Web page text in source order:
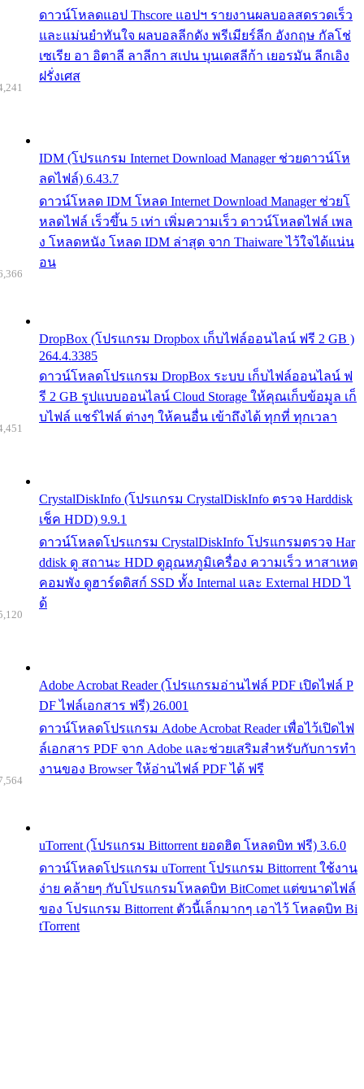
ดาวน์โหลดแอป Thscore แอปฯ รายงานผลบอลสดรวดเร็ว
และแม่นยำทันใจ ผลบอลลีกดัง พรีเมียร์ลีก อังกฤษ กัลโช่
เซเรีย อา อิตาลี ลาลีกา สเปน บุนเดสลีก้า เยอรมัน ลีกเอิง
ฝรั่งเศส
IDM (โปรแกรม Internet Download Manager ช่วยดาวน์โห
ลดไฟล์) 6.43.7
ดาวน์โหลด IDM โหลด Internet Download Manager ช่วยโ
หลดไฟล์ เร็วขึ้น 5 เท่า เพิ่มความเร็ว ดาวน์โหลดไฟล์ เพล
ง โหลดหนัง โหลด IDM ล่าสุด จาก Thaiware ไว้ใจได้แน่น
อน
DropBox (โปรแกรม Dropbox เก็บไฟล์ออนไลน์ ฟรี 2 GB )
264.4.3385
ดาวน์โหลดโปรแกรม DropBox ระบบ เก็บไฟล์ออนไลน์ ฟ
รี 2 GB รูปแบบออนไลน์ Cloud Storage ให้คุณเก็บข้อมูล เก็
บไฟล์ แชร์ไฟล์ ต่างๆ ให้คนอื่น เข้าถึงได้ ทุกที่ ทุกเวลา
CrystalDiskInfo (โปรแกรม CrystalDiskInfo ตรวจ Harddisk
เช็ค HDD) 9.9.1
ดาวน์โหลดโปรแกรม CrystalDiskInfo โปรแกรมตรวจ Har
ddisk ดู สถานะ HDD ดูอุณหภูมิเครื่อง ความเร็ว หาสาเหต
คอมพัง ดูฮาร์ดดิสก์ SSD ทั้ง Internal และ External HDD ไ
ด้
Adobe Acrobat Reader (โปรแกรมอ่านไฟล์ PDF เปิดไฟล์ P
DF ไฟล์เอกสาร ฟรี) 26.001
ดาวน์โหลดโปรแกรม Adobe Acrobat Reader เพื่อไว้เปิดไฟ
ล์เอกสาร PDF จาก Adobe และช่วยเสริมสำหรับกับการทำ
งานของ Browser ให้อ่านไฟล์ PDF ได้ ฟรี
uTorrent (โปรแกรม Bittorrent ยอดฮิต โหลดบิท ฟรี) 3.6.0
ดาวน์โหลดโปรแกรม uTorrent โปรแกรม Bittorrent ใช้งาน
ง่าย คล้ายๆ กับโปรแกรมโหลดบิท BitComet แต่ขนาดไฟล์
ของ โปรแกรม Bittorrent ตัวนี้เล็กมากๆ เอาไว้ โหลดบิท Bi
tTorrent